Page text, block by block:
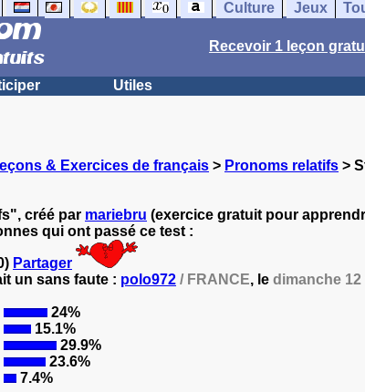
Culture Jeux
Recevoir 1 leçon
Utiles
& Exercices de français > Pronoms relatifs >
créé par mariebru (exercice gratuit pour
qui ont passé ce test :
Partager
un sans faute : polo972 / FRANCE, le dimanche 12
24%
15.1%
29.9%
23.6%
7.4%